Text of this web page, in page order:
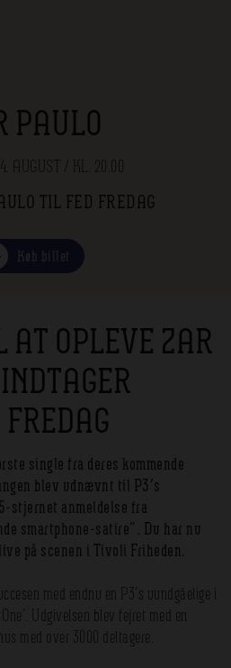
PAULO
AUGUST / KL. 20.00
TIL FED FREDAG
Køb billet
AT OPLEVE ZAR
single fra deres kommende
blev udnævnt til P3’s
stjernet anmeldelse fra
smartphone-satire”. Du har nu
på scenen i Tivoli Friheden.
med endnu en P3’s uundgåelige i
Udgivelsen blev fejret med en
med over 3000 deltagere.